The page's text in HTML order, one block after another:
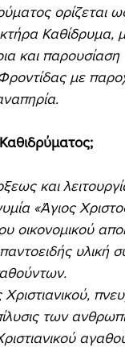
ορίζεται
Καθίδρυμα,
και
με
και
«Άγιος
οικονομικού
των